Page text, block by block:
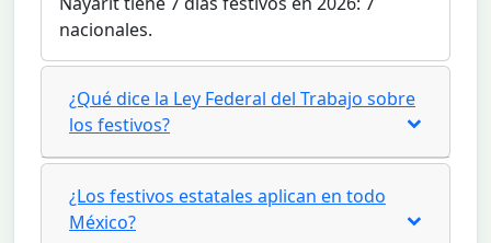
nacionales.
¿Qué dice la Ley Federal del Trabajo sobre
los festivos?
¿Los festivos estatales aplican en todo
México?